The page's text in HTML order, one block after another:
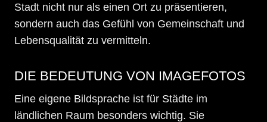
Stadt nicht nur als einen Ort zu präsentieren,
sondern auch das Gefühl von Gemeinschaft und
Lebensqualität zu vermitteln.
DIE BEDEUTUNG VON IMAGEFOTOS
Eine eigene Bildsprache ist für Städte im
ländlichen Raum besonders wichtig. Sie